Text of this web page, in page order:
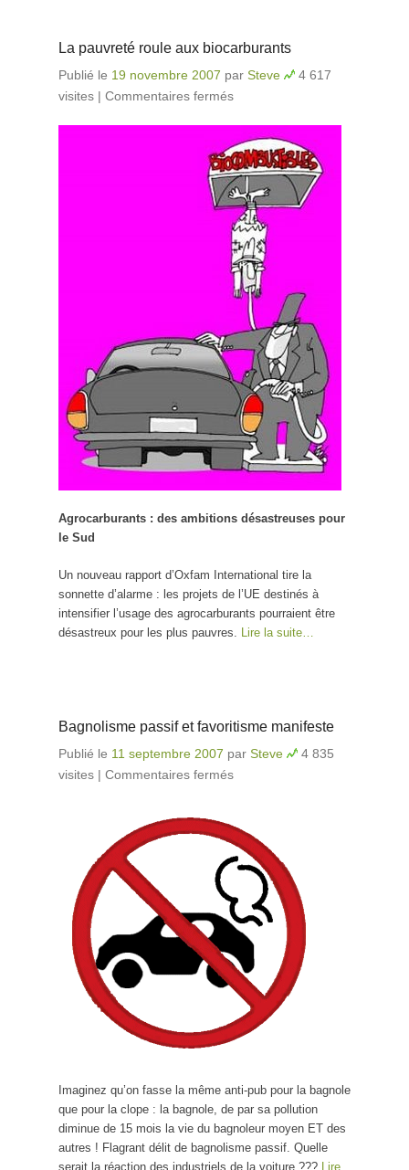
La pauvreté roule aux biocarburants
Publié le 19 novembre 2007 par Steve
4 617
visites | Commentaires fermés
Agrocarburants : des ambitions désastreuses pour
le Sud
Un nouveau rapport d’Oxfam International tire la
sonnette d’alarme : les projets de l’UE destinés à
intensifier l’usage des agrocarburants pourraient être
désastreux pour les plus pauvres. Lire la suite…
Bagnolisme passif et favoritisme manifeste
Publié le 11 septembre 2007 par Steve
4 835
visites | Commentaires fermés
Imaginez qu’on fasse la même anti-pub pour la bagnole
que pour la clope : la bagnole, de par sa pollution
diminue de 15 mois la vie du bagnoleur moyen ET des
autres ! Flagrant délit de bagnolisme passif. Quelle
serait la réaction des industriels de la voiture ??? Lire